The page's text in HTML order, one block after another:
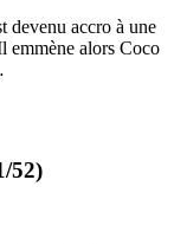
devenu accro à une
emmène alors Coco
52)